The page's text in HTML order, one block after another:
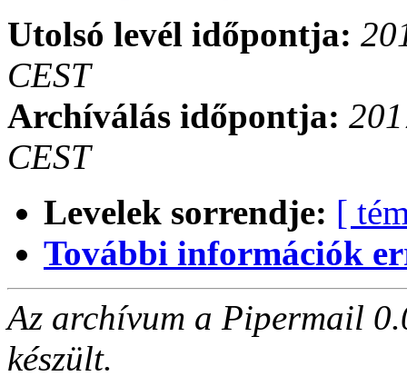
Utolsó levél időpontja:
CEST
Archíválás időpontja:
CEST
Levelek sorrendje: [
További információk
Az archívum a Pipermail
készült.